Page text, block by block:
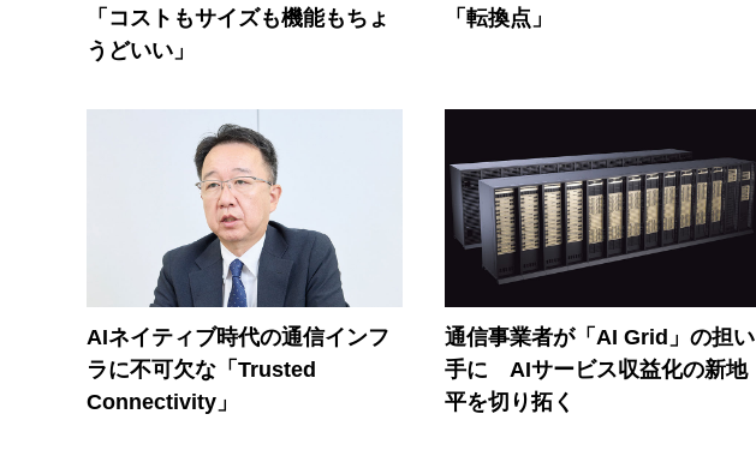
「コストもサイズも機能もちょ
うどいい」
「転換点」
AIネイティブ時代の通信インフ
ラに不可欠な「Trusted
Connectivity」
通信事業者が「AI Grid」の担い
手に AIサービス収益化の新地
平を切り拓く